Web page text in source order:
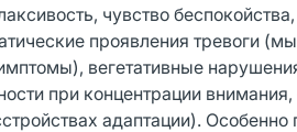
чувство
проявления тревоги
вегетативные нарушения
при концентрации
адаптации).